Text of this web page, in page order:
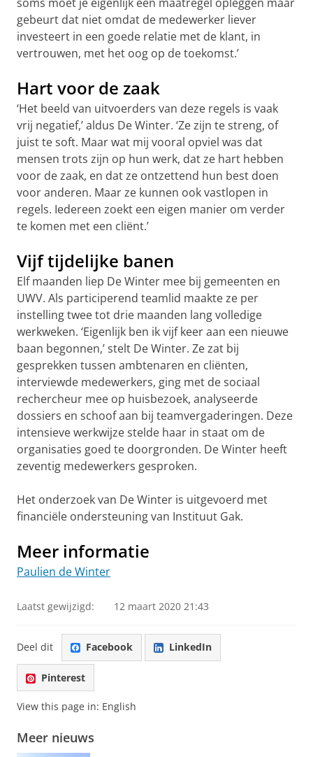
gebeurt dat niet omdat de medewerker liever
investeert in een goede relatie met de klant, in
vertrouwen, met het oog op de toekomst.’
Hart voor de zaak
‘Het beeld van uitvoerders van deze regels is vaak
vrij negatief,’ aldus De Winter. ‘Ze zijn te streng, of
juist te soft. Maar wat mij vooral opviel was dat
mensen trots zijn op hun werk, dat ze hart hebben
voor de zaak, en dat ze ontzettend hun best doen
voor anderen. Maar ze kunnen ook vastlopen in
regels. Iedereen zoekt een eigen manier om verder
te komen met een cliënt.’
Vijf tijdelijke banen
Elf maanden liep De Winter mee bij gemeenten en
UWV. Als participerend teamlid maakte ze per
instelling twee tot drie maanden lang volledige
werkweken. ‘Eigenlijk ben ik vijf keer aan een nieuwe
baan begonnen,’ stelt De Winter. Ze zat bij
gesprekken tussen ambtenaren en cliënten,
interviewde medewerkers, ging met de sociaal
rechercheur mee op huisbezoek, analyseerde
dossiers en schoof aan bij teamvergaderingen. Deze
intensieve werkwijze stelde haar in staat om de
organisaties goed te doorgronden. De Winter heeft
zeventig medewerkers gesproken.
Het onderzoek van De Winter is uitgevoerd met
financiële ondersteuning van Instituut Gak.
Meer informatie
Paulien de Winter
Laatst gewijzigd: 12 maart 2020 21:43
Deel dit Facebook LinkedIn
Pinterest
View this page in: English
Meer nieuws